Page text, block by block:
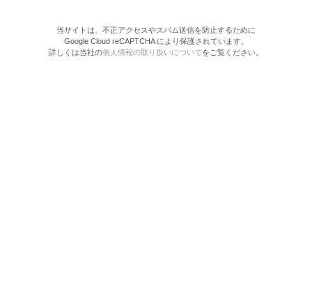
当サイトは、不正アクセスやスパム送信を防止するために
Google Cloud reCAPTCHA により保護されています。
詳しくは当社の個人情報の取り扱いについてをご覧ください。